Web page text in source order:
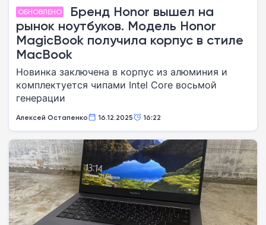
ОБНОВЛЕНО
Бренд Honor вышел на
рынок ноутбуков. Модель Honor
MagicBook получила корпус в стиле
MacBook
Новинка заключена в корпус из алюминия и
комплектуется чипами Intel Core восьмой
генерации
Алексей Остапенко 16.12.2025 16:22